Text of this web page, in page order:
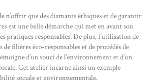
n’offrir que des diamants éthiques et de garantir
est une belle démarche qui met en avant son
pratiques responsables. De plus, l’utilisation de
filières éco-responsables et de procédés de
d’un souci de l’environnement et d’un
Cet atelier incarne ainsi un exemple
sociale et environnementale.